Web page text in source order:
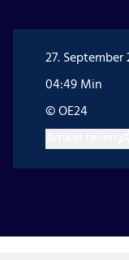
27. September
04:49 Min
© OE24